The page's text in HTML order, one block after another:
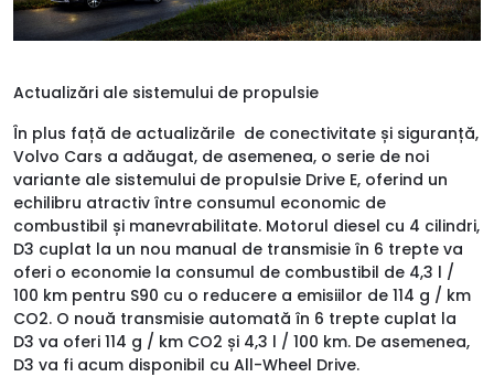
Actualizări ale sistemului de propulsie
În plus față de actualizările de conectivitate și siguranță,
Volvo Cars a adăugat, de asemenea, o serie de noi
variante ale sistemului de propulsie Drive E, oferind un
echilibru atractiv între consumul economic de
combustibil și manevrabilitate. Motorul diesel cu 4 cilindri,
D3 cuplat la un nou manual de transmisie în 6 trepte va
oferi o economie la consumul de combustibil de 4,3 l /
100 km pentru S90 cu o reducere a emisiilor de 114 g / km
CO2. O nouă transmisie automată în 6 trepte cuplat la
D3 va oferi 114 g / km CO2 și 4,3 l / 100 km. De asemenea,
D3 va fi acum disponibil cu All-Wheel Drive.